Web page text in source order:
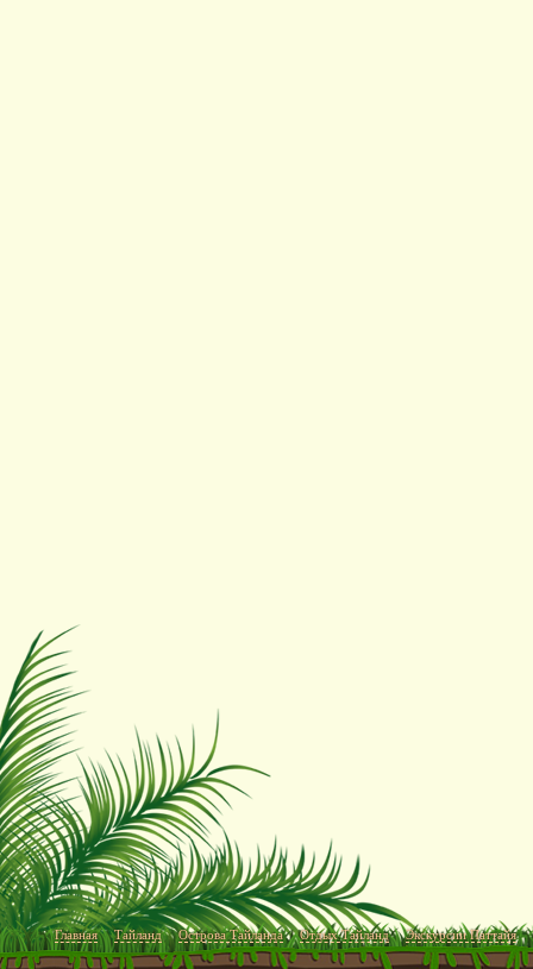
Главная Тайланд Острова Тайланда Отдых Тайланд Экскурсии Паттайя